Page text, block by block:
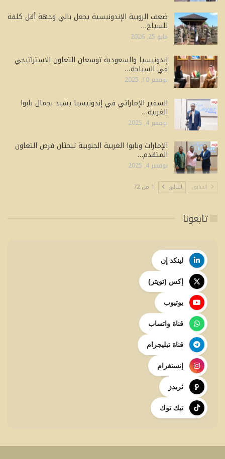
ضعف الروبية الإندونيسية يجعل بالي وجهة أقل كلفة
للسياح…
مايو 25, 2026
إندونيسيا والسعودية توسعان التعاون الاستراتيجي
في السياحة…
نوفمبر 10, 2025
السفير الإماراتي في إندونيسيا يشيد بجمال بابوا
الغربية…
نوفمبر 4, 2025
الإمارات وبابوا الغربية الجنوبية تبحثان فرص التعاون
المتقدم…
نوفمبر 4, 2025
السابق التالي 1 من 72
تابعونا
لينكد إن
إكس (تويتر)
يوتيوب
قناة واتساب
قناة تيليجرام
إنستغرام
ثريدز
تيك توك